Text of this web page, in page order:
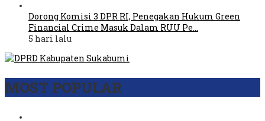
Dorong Komisi 3 DPR RI, Penegakan Hukum Green
Financial Crime Masuk Dalam RUU Pe…
5 hari lalu
MOST POPULAR